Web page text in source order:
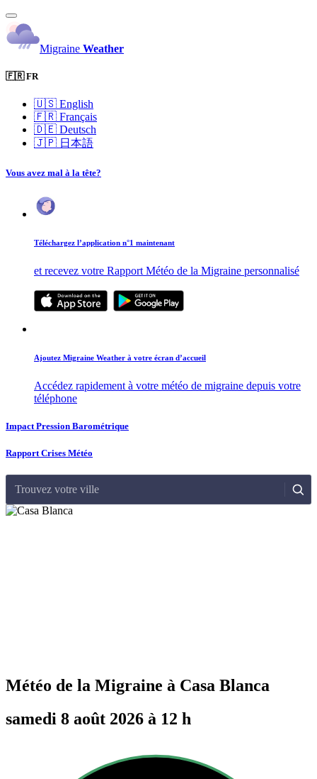
Migraine Weather
🇫🇷 FR
🇺🇸 English
🇫🇷 Français
🇩🇪 Deutsch
🇯🇵 日本語
Vous avez mal à la tête?
Téléchargez l’application n°1 maintenant
et recevez votre Rapport Météo de la Migraine personnalisé
Ajoutez Migraine Weather à votre écran d’accueil
Accédez rapidement à votre météo de migraine depuis votre
téléphone
Impact Pression Barométrique
Rapport Crises Météo
Trouvez votre ville
Météo de la Migraine à Casa Blanca
samedi 8 août 2026 à 12 h